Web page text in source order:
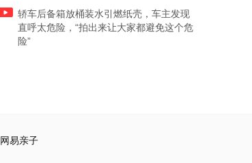
轿车后备箱放桶装水引燃纸壳，车主发现
直呼太危险，“拍出来让大家都避免这个危
险”
网易亲子